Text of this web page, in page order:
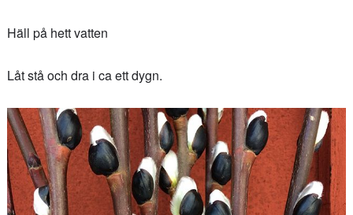
Häll på hett vatten
Låt stå och dra i ca ett dygn.